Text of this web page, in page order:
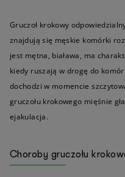
Gruczoł krokowy
znajdują się męskie komórki
jest mętna, biaława, ma
kiedy ruszają w drogę do
dochodzi w momencie
gruczołu krokowego mięśnie
ejakulacja.
Choroby gruczołu